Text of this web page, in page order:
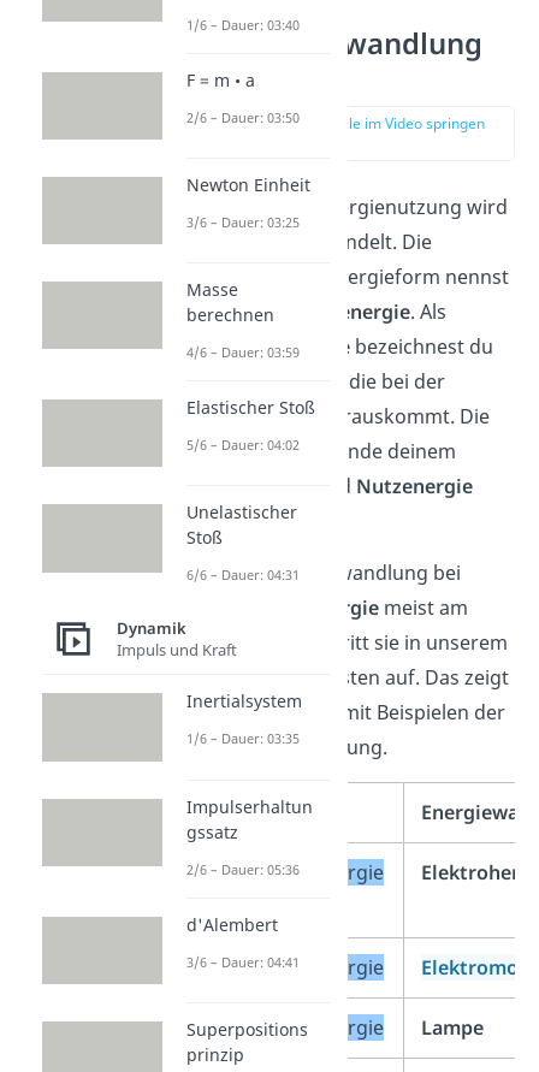
Energieumwandlung
Beispiele
zur Stelle im Video springen
Bei fast jeder Energienutzung wird
Energie umgewandelt. Die
ursprüngliche Energieform nennst
du dabei Primärenergie. Als
Sekundärenergiebezeichnest du
die Energieform, die bei der
Umwandlung herauskommt. Die
Energie, die am Ende deinem
Zweck dient, wird Nutzenergie
genannt.
Weil die Energiewandlung bei
elektrischer Energiemeist am
einfachsten ist, tritt sie in unserem
Alltag am häufigsten auf. Das zeigt
auch die Tabelle mit Beispielen der
Energieumwandlung.
Primärenergie
elektrische Energie Elektroherd
elektrische Energie
elektrische Energie Lampe
1/6 – Dauer: 03:40
F = m • a
2/6 – Dauer: 03:50
Newton Einheit
3/6 – Dauer: 03:25
Masse
berechnen
4/6 – Dauer: 03:59
Elastischer Stoß
5/6 – Dauer: 04:02
Unelastischer
Stoß
6/6 – Dauer: 04:31
Dynamik
Impuls und Kraft
Inertialsystem
1/6 – Dauer: 03:35
Impulserhaltun
gssatz
2/6 – Dauer: 05:36
d'Alembert
3/6 – Dauer: 04:41
Superpositions
prinzip